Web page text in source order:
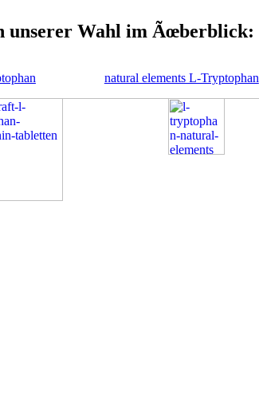
unserer Wahl im Ãœberblick:
natural elements L-Tryptophan